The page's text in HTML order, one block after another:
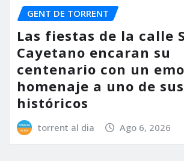
GENT DE TORRENT
Las fiestas de la calle
Cayetano encaran su
centenario con un
homenaje a uno de
históricos
torrent al dia Ago 6, 2026